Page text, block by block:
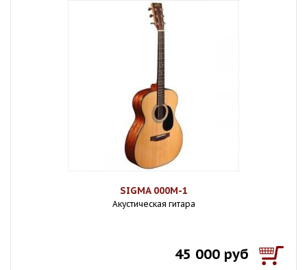
SIGMA 000M-1
Акустическая гитара
45 000 руб